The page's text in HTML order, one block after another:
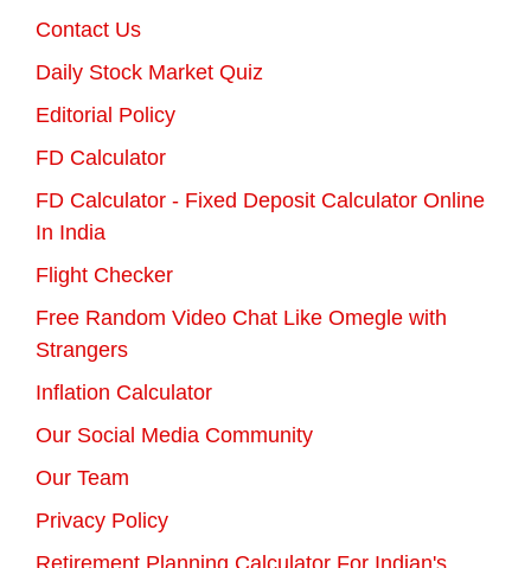
Contact Us
Daily Stock Market Quiz
Editorial Policy
FD Calculator
FD Calculator - Fixed Deposit Calculator Online
In India
Flight Checker
Free Random Video Chat Like Omegle with
Strangers
Inflation Calculator
Our Social Media Community
Our Team
Privacy Policy
Retirement Planning Calculator For Indian's